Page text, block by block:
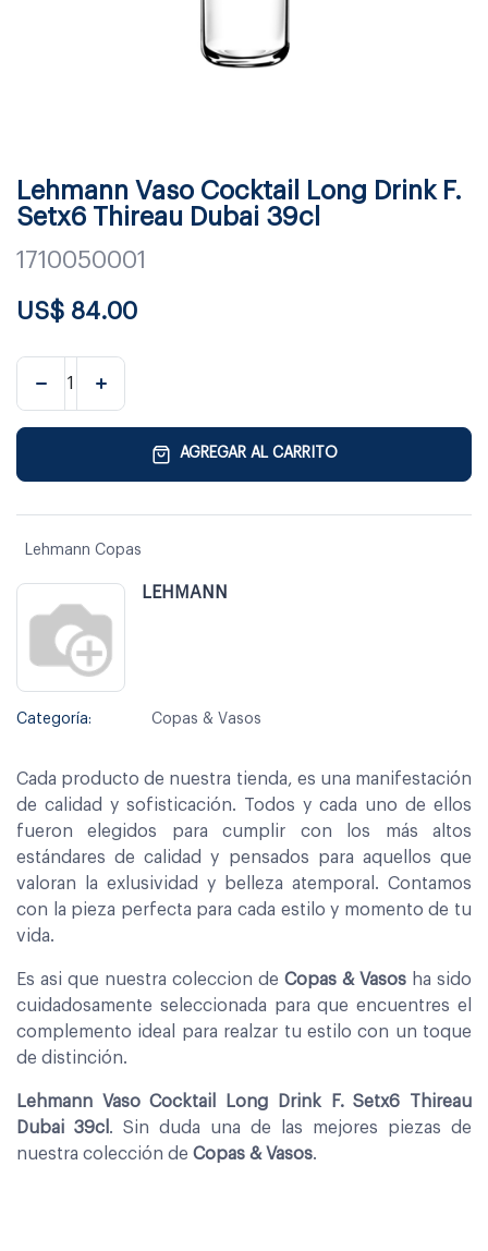
Lehmann Vaso Cocktail Long Drink F.
Setx6 Thireau Dubai 39cl
1710050001
US$ 84.00
AGREGAR AL CARRITO
Lehmann Copas
LEHMANN
Categoría: Copas & Vasos
Cada producto de nuestra tienda, es una manifestación
de calidad y sofisticación. Todos y cada uno de ellos
fueron elegidos para cumplir con los más altos
estándares de calidad y pensados para aquellos que
valoran la exlusividad y belleza atemporal. Contamos
con la pieza perfecta para cada estilo y momento de tu
vida.
Es asi que nuestra coleccion de Copas & Vasos ha sido
cuidadosamente seleccionada para que encuentres el
complemento ideal para realzar tu estilo con un toque
de distinción.
Lehmann Vaso Cocktail Long Drink F. Setx6 Thireau
Dubai 39cl . Sin duda una de las mejores piezas de
nuestra colección de Copas & Vasos.